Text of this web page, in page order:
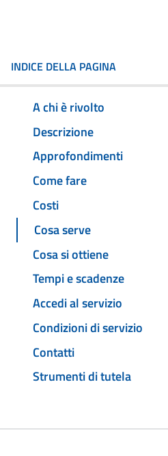
INDICE DELLA PAGINA
A chi è rivolto
Descrizione
Approfondimenti
Come fare
Costi
Cosa serve
Cosa si ottiene
Tempi e scadenze
Accedi al servizio
Condizioni di servizio
Contatti
Strumenti di tutela